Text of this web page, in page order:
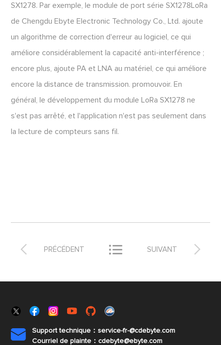
SX1278. Par exemple, le module de port série SX1278LoRa
de Chengdu Ebyte Electronic Technology Co., Ltd. ajoute
un algorithme de correction d'erreur au logiciel, ce qui
améliore considérablement la capacité anti-interférence ;
encore plus, ajoute PA et LNA au matériel, ce qui améliore
encore la distance de transmission. promouvoir. En
général, le développement du module LoRa SX1278 ne
s'est pas arrêté, et l'application n'est pas seulement dans
la lecture de compteurs sans fil.
 PRÉCÉDENT  
SUIVANT

Support technique：service-fr-@cdebyte.com
Courriel de plainte：cdebyte@ebyte.com